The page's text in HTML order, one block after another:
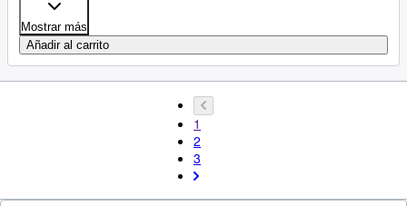
Mostrar más
Añadir al carrito
1
2
3